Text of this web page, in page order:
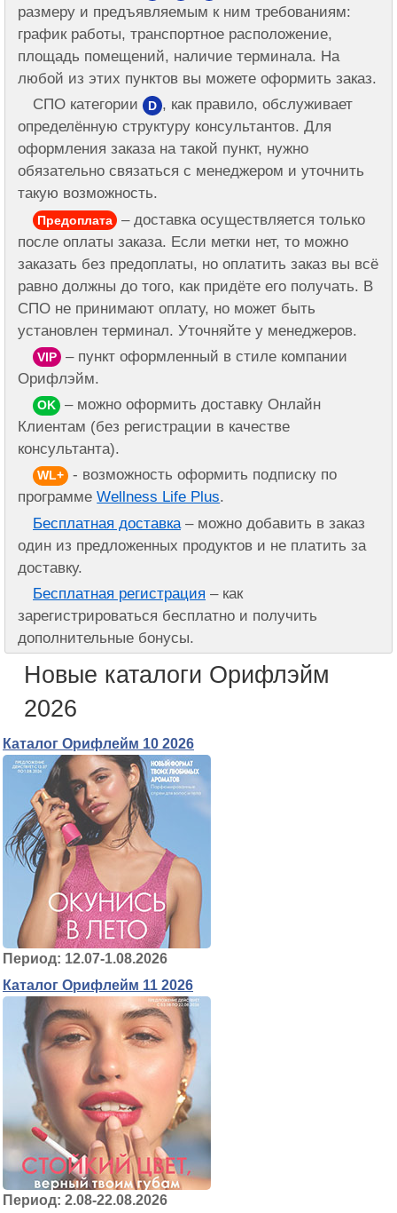
размеру и предъявляемым к ним требованиям:
график работы, транспортное расположение,
площадь помещений, наличие терминала. На
любой из этих пунктов вы можете оформить заказ.
СПО категории D , как правило, обслуживает
определённую структуру консультантов. Для
оформления заказа на такой пункт, нужно
обязательно связаться с менеджером и уточнить
такую возможность.
Предоплата
– доставка осуществляется только
после оплаты заказа. Если метки нет, то можно
заказать без предоплаты, но оплатить заказ вы всё
равно должны до того, как придёте его получать. В
СПО не принимают оплату, но может быть
установлен терминал. Уточняйте у менеджеров.
VIP
– пункт оформленный в стиле компании
Орифлэйм.
OK
– можно оформить доставку Онлайн
Клиентам (без регистрации в качестве
консультанта).
WL+
- возможность оформить подписку по
программеWellness Life Plus.
Бесплатная доставка – можно добавить в заказ
один из предложенных продуктов и не платить за
доставку.
Бесплатная регистрация – как
зарегистрироваться бесплатно и получить
дополнительные бонусы.
Новые каталоги Орифлэйм
2026
Каталог Орифлейм 10 2026
Период: 12.07-1.08.2026
Каталог Орифлейм 11 2026
Период: 2.08-22.08.2026